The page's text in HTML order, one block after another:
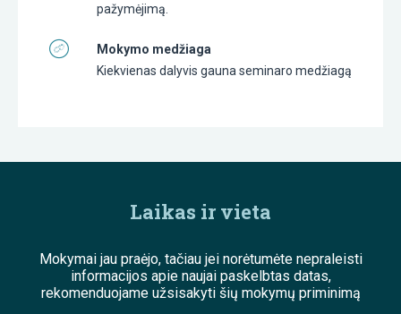
pažymėjimą.
Mokymo medžiaga
Kiekvienas dalyvis gauna seminaro medžiagą
Laikas ir vieta
Mokymai jau praėjo, tačiau jei norėtumėte nepraleisti
informacijos apie naujai paskelbtas datas,
rekomenduojame užsisakyti šių mokymų priminimą